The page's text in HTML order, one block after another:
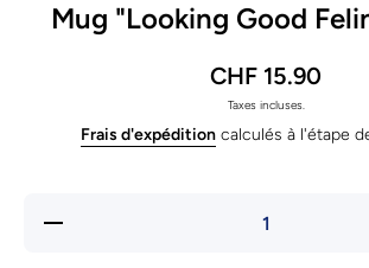
Mug "Looking Good
CHF 15.90
Taxes incluses.
Frais d'expéditioncalculés à l'étape
Réduire la